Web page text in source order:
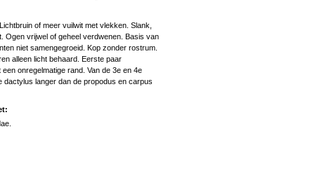
of meer vuilwit met vlekken. Slank,
Ogen vrijwel of geheel verdwenen. Basis van
niet samengegroeid. Kop zonder rostrum.
alleen licht behaard. Eerste paar
onregelmatige rand. Van de 3e en 4e
dactylus langer dan de propodus en carpus